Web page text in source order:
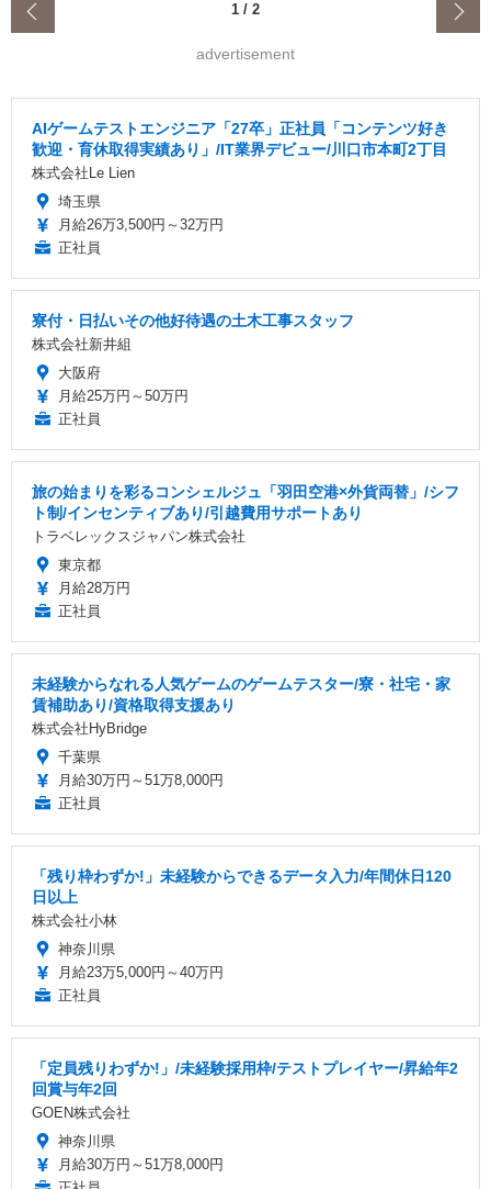
1 / 2
advertisement
AIゲームテストエンジニア「27卒」正社員「コンテンツ好き
歓迎・育休取得実績あり」/IT業界デビュー/川口市本町2丁目
株式会社Le Lien
埼玉県
月給26万3,500円～32万円
正社員
寮付・日払いその他好待遇の土木工事スタッフ
株式会社新井組
大阪府
月給25万円～50万円
正社員
旅の始まりを彩るコンシェルジュ「羽田空港×外貨両替」/シフ
ト制/インセンティブあり/引越費用サポートあり
トラベレックスジャパン株式会社
東京都
月給28万円
正社員
未経験からなれる人気ゲームのゲームテスター/寮・社宅・家
賃補助あり/資格取得支援あり
株式会社HyBridge
千葉県
月給30万円～51万8,000円
正社員
「残り枠わずか!」未経験からできるデータ入力/年間休日120
日以上
株式会社小林
神奈川県
月給23万5,000円～40万円
正社員
「定員残りわずか!」/未経験採用枠/テストプレイヤー/昇給年2
回賞与年2回
GOEN株式会社
神奈川県
月給30万円～51万8,000円